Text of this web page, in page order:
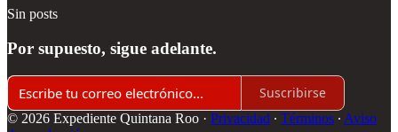
Sin posts
Por supuesto, sigue adelante.
Suscribirse
© 2026 Expediente Quintana Roo · Privacidad ∙ Términos ∙ Aviso